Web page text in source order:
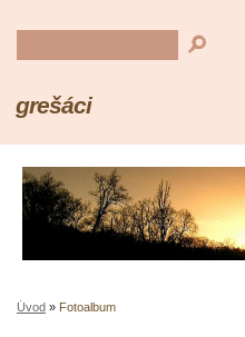
grešáci
Úvod » Fotoalbum